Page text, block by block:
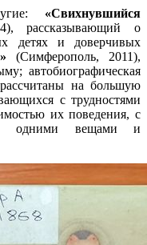
«Свихнувшийся
рассказывающий о
детях и доверчивых
(Симферополь, 2011),
автобиографическая
на большую
с трудностями
их поведения, с
одними вещами и